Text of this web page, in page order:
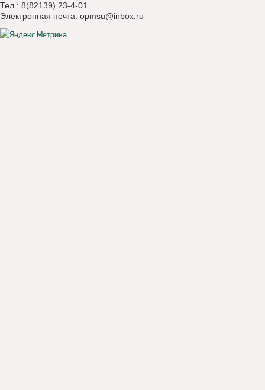
Тел.: 8(82139) 23-4-01
Электронная почта: opmsu@inbox.ru